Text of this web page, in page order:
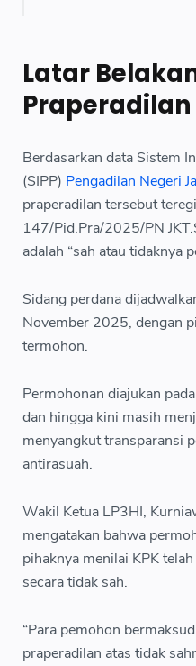
Latar
Praperadilan
Berdasarkan data Sistem
(SIPP) Pengadilan Negeri
praperadilan tersebut
147/Pid.Pra/2025/PN
adalah “sah atau tidaknya
Sidang perdana
November 2025, dengan
termohon.
Permohonan diajukan
dan hingga kini masih
menyangkut transparansi
antirasuah.
Wakil Ketua LP3HI,
mengatakan bahwa
pihaknya menilai KPK
secara tidak sah.
“Para pemohon
praperadilan atas tidak